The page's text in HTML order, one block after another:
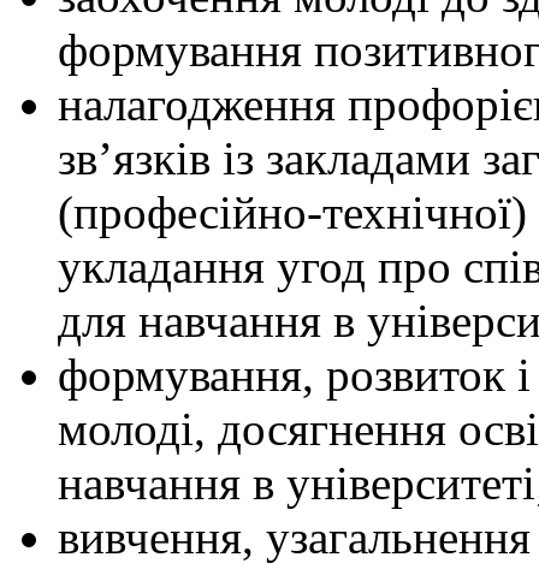
формування
налагодження
зв’язків із закладами
(професійно-
укладання угод про
для навчання в
формування, розвиток
молоді, досягнення
навчання в
вивчення,